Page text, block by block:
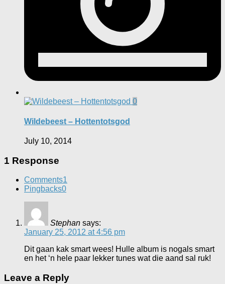
0
Wildebeest – Hottentotsgod
July 10, 2014
1 Response
Comments1
Pingbacks0
Stephan says:
January 25, 2012 at 4:56 pm
Dit gaan kak smart wees! Hulle album is nogals smart
en het ‘n hele paar lekker tunes wat die aand sal ruk!
Leave a Reply